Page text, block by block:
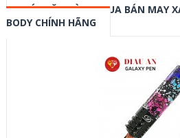
MÁY XĂM HÌNH, MUA BÁN MAY
BODY CHÍNH HÃNG